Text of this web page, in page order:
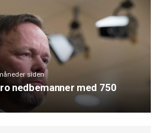
siden
nedbemanner med 750